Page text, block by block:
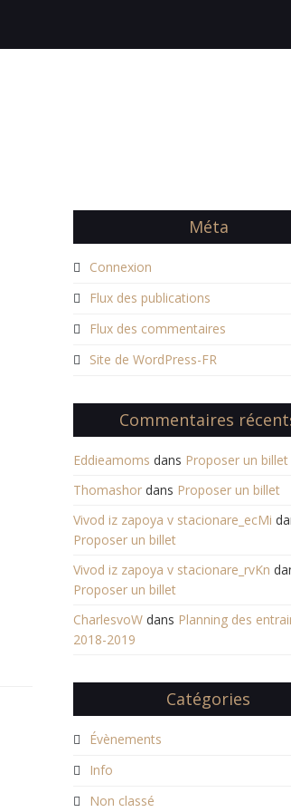
Méta
Connexion
Flux des publications
Flux des commentaires
Site de WordPress-FR
Commentaires
Eddieamoms dans Proposer un billet
Thomashordans Proposer un billet
Vivod iz zapoya v stacionare_ecMi
Proposer un billet
Vivod iz zapoya v stacionare_rvKn
Proposer un billet
CharlesvoWdans Planning des
2018-2019
Catégories
Évènements
Info
Non classé